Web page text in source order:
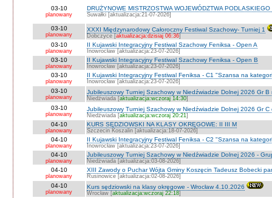
03-10
planowany
DRUŻYNOWE MISTRZOSTWA WOJEWÓDZTWA
Suwałki [aktualizacja:21-07-2026]
03-10
planowany
XXXI Międzynarodowy Całoroczny Festiwal Szachowy- Turniej 1
Dobczyce [aktualizacja:dzisiaj 06:36]
03-10
planowany
II Kujawski Integracyjny Festiwal Szachowy Feniksa - Open A
Inowrocław [aktualizacja:23-07-2026]
03-10
planowany
II Kujawski Integracyjny Festiwal Szachowy Feniksa - Open B
Inowrocław [aktualizacja:23-07-2026]
03-10
planowany
II Kujawski Integracyjny Festiwal Feniksa - C1 "Szansa na
Inowrocław [aktualizacja:23-07-2026]
03-10
planowany
Jubileuszowy Turniej Szachowy w Niedźwiadzie Dolnej 2026 Gr
Niedźwiada [aktualizacja:wczoraj 14:30]
03-10
planowany
Jubileuszowy Turniej Szachowy w Niedźwiadzie Dolnej 2026 Gr
Niedźwiada [aktualizacja:wczoraj 20:21]
04-10
planowany
KURS SĘDZIOWSKI NA KLASY OKRĘGOWE: II III M
Szczecin Koszalin [aktualizacja:18-07-2026]
04-10
planowany
II Kujawski Integracyjny Festiwal Feniksa - C2 "Szansa na
Inowrocław [aktualizacja:23-07-2026]
04-10
planowany
Jubileuszowy Turniej Szachowy w Niedźwiadzie Dolnej 2026 -
Niedżwiada [aktualizacja:03-08-2026]
04-10
planowany
XIII Zawody o Puchar Wójta Gminy Koszęcin Tadeusz Bobecki
Rusinowice [aktualizacja:02-08-2026]
04-10
planowany
Kurs sędziowski na klasy okręgowe - Wrocław 4.10.2026
Wrocław [aktualizacja:wczoraj 22:18]